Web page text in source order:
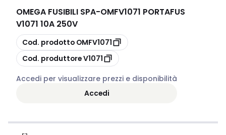
OMEGA FUSIBILI SPA-OMFV1071 PORTAFUS
V1071 10A 250V
copia
Cod. prodotto OMFV1071
copia
Cod. produttoreV1071
Accedi per visualizzare prezzi e disponibilità
Accedi